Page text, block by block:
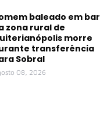
baleado em bar
zona rural de
morre
transferência
Sobral
08, 2026